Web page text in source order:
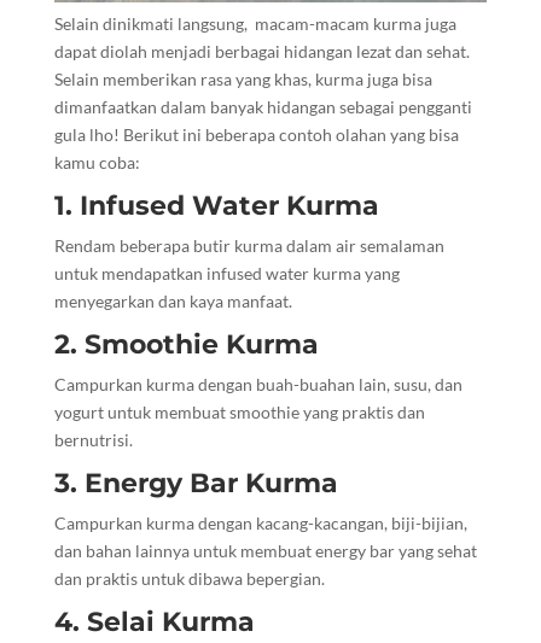
Selain dinikmati langsung, macam-macam kurma juga
dapat diolah menjadi berbagai hidangan lezat dan sehat.
Selain memberikan rasa yang khas, kurma juga bisa
dimanfaatkan dalam banyak hidangan sebagai pengganti
gula lho! Berikut ini beberapa contoh olahan yang bisa
kamu coba:
1. Infused Water Kurma
Rendam beberapa butir kurma dalam air semalaman
untuk mendapatkan infused water kurma yang
menyegarkan dan kaya manfaat.
2. Smoothie Kurma
Campurkan kurma dengan buah-buahan lain, susu, dan
yogurt untuk membuat smoothie yang praktis dan
bernutrisi.
3. Energy Bar Kurma
Campurkan kurma dengan kacang-kacangan, biji-bijian,
dan bahan lainnya untuk membuat energy bar yang sehat
dan praktis untuk dibawa bepergian.
4. Selai Kurma